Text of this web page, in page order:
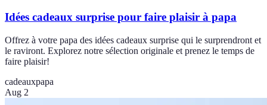
Idées cadeaux surprise pour faire plaisir à papa
Offrez à votre papa des idées cadeaux surprise qui le surprendront et
le raviront. Explorez notre sélection originale et prenez le temps de
faire plaisir!
cadeauxpapa
Aug 2